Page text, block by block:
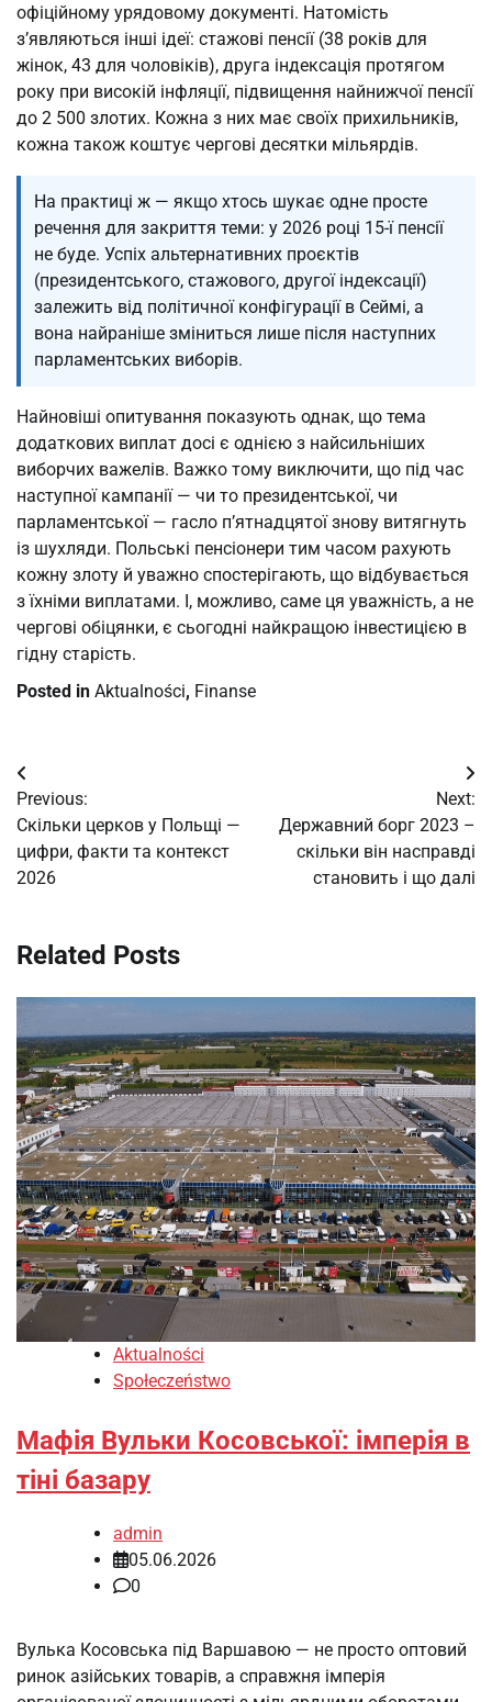
офіційному урядовому документі. Натомість
з’являються інші ідеї: стажові пенсії (38 років для
жінок, 43 для чоловіків), друга індексація протягом
року при високій інфляції, підвищення найнижчої пенсії
до 2 500 злотих. Кожна з них має своїх прихильників,
кожна також коштує чергові десятки мільярдів.
На практиці ж — якщо хтось шукає одне просте
речення для закриття теми: у 2026 році 15-ї пенсії
не буде. Успіх альтернативних проєктів
(президентського, стажового, другої індексації)
залежить від політичної конфігурації в Сеймі, а
вона найраніше зміниться лише після наступних
парламентських виборів.
Найновіші опитування показують однак, що тема
додаткових виплат досі є однією з найсильніших
виборчих важелів. Важко тому виключити, що під час
наступної кампанії — чи то президентської, чи
парламентської — гасло п’ятнадцятої знову витягнуть
із шухляди. Польські пенсіонери тим часом рахують
кожну злоту й уважно спостерігають, що відбувається
з їхніми виплатами. І, можливо, саме ця уважність, а не
чергові обіцянки, є сьогодні найкращою інвестицією в
гідну старість.
Posted in Aktualności, Finanse
Post
navigation
Previous:
Скільки церков у Польщі —
цифри, факти та контекст
2026
Next:
Державний борг 2023 –
скільки він насправді
становить і що далі
Related Posts
Aktualności
Społeczeństwo
Мафія Вульки Косовської: імперія в
тіні базару
admin
05.06.2026
0
Вулька Косовська під Варшавою — не просто оптовий
ринок азійських товарів, а справжня імперія